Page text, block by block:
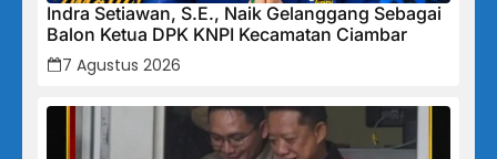
Indra Setiawan, S.E., Naik Gelanggang Sebagai
Balon Ketua DPK KNPI Kecamatan Ciambar
7 Agustus 2026